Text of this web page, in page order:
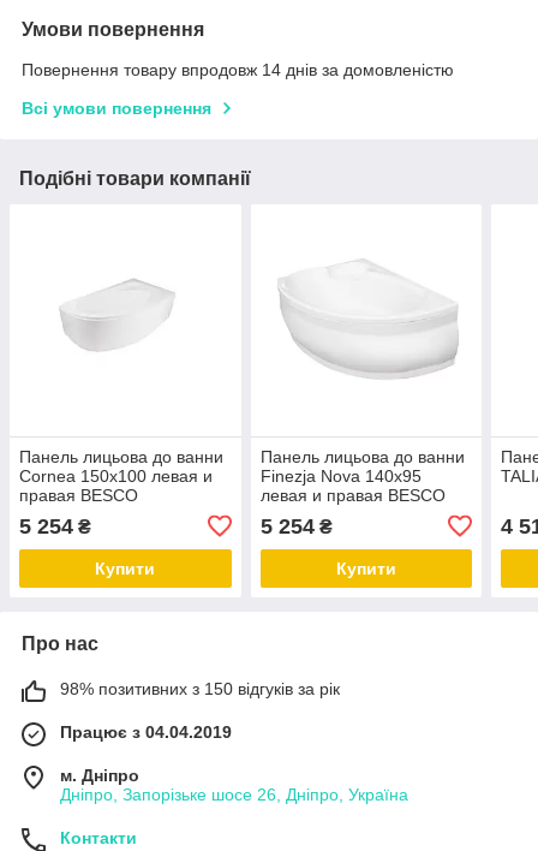
Умови повернення
Повернення товару впродовж 14 днів за домовленістю
Всі умови повернення
Подібні товари компанії
Панель лицьова до ванни
Cornea 150х100 левая и
правая BESCO
5 254 ₴
Купити
Панель лицьова до ванни
Finezja Nova 140х95
левая и правая BESCO
5 254₴
Купити
4
Про нас
98% позитивних з 150 відгуків за рік
Працює з 04.04.2019
м. Дніпро
Дніпро, Запорізьке шосе 26, Дніпро, Україна
Контакти